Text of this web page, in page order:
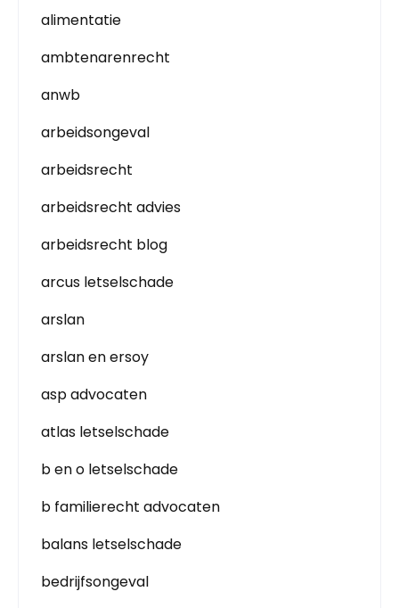
alimentatie
ambtenarenrecht
anwb
arbeidsongeval
arbeidsrecht
arbeidsrecht advies
arbeidsrecht blog
arcus letselschade
arslan
arslan en ersoy
asp advocaten
atlas letselschade
b en o letselschade
b familierecht advocaten
balans letselschade
bedrijfsongeval